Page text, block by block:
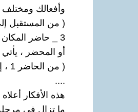
وأفعالك ومختلف
( من المستقبل
3 _ حاضر المكان .
أو المحضر ،
( من الحاضر 1 ، إلى الحاضر 2 ، ...إلى الحاضر س )
....
هذه الأفكار أعلاه
ما تزال في